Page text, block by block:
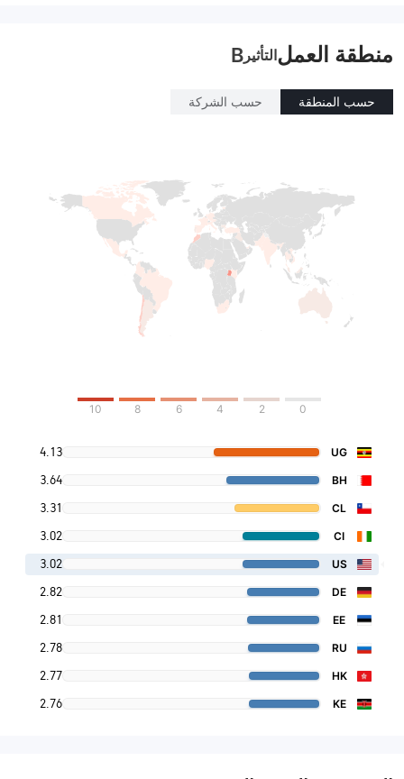
منطقة العملالتأثير B
حسب المنطقة حسب الشركة
0
2
4
6
8
10
UG
4.13
BH
3.64
CL
3.31
CI
3.02
US
3.02
DE
2.82
EE
2.81
RU
2.78
HK
2.77
KE
2.76